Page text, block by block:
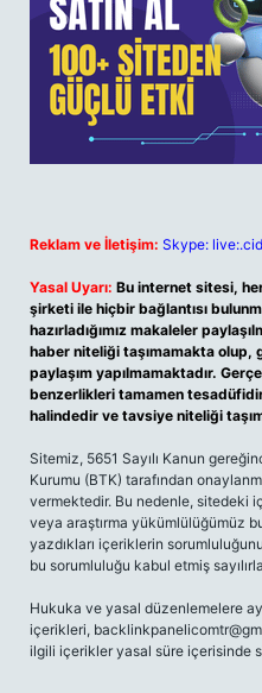
Reklam ve İletişim: Skype:
Yasal Uyarı: Bu internet sitesi,
şirketi ile hiçbir bağlantısı
hazırladığımız makaleler
haber niteliği taşımamakta olup,
paylaşım yapılmamaktadır.
benzerlikleri tamamen
halindedir ve tavsiye niteliği
Sitemiz, 5651 Sayılı Kanun
Kurumu (BTK) tarafından
vermektedir. Bu nedenle, sitedeki
veya araştırma yükümlülüğümüz
yazdıkları içeriklerin
bu sorumluluğu kabul etmiş
Hukuka ve yasal düzenlemelere
içerikleri,
ilgili içerikler yasal süre içerisinde